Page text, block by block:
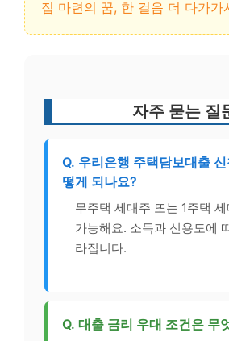
집 마련의 꿈, 한 걸음 더 다가가
자주 묻는 질
Q. 우리은행 주택담보대출
떻게 되나요?
무주택 세대주 또는 1주택
가능해요. 소득과 신용도에
라집니다.
Q. 대출 금리 우대 조건은 무